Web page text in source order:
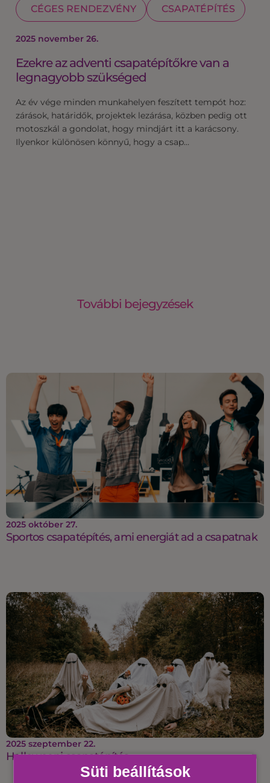
CÉGES RENDEZVÉNY CSAPATÉPÍTÉS
2025 november 26.
Ezekre az adventi csapatépítőkre van a
legnagyobb szükséged
Az év vége minden munkahelyen feszített tempót hoz:
zárások, határidők, projektek lezárása, közben pedig ott
motoszkál a gondolat, hogy mindjárt itt a karácsony.
Ilyenkor különösen könnyű, hogy a csap…
További bejegyzések
2025 október 27.
Sportos csapatépítés, ami energiát ad a csapatnak
2025 szeptember 22.
Halloweeni csapatépítés
Süti beállítások